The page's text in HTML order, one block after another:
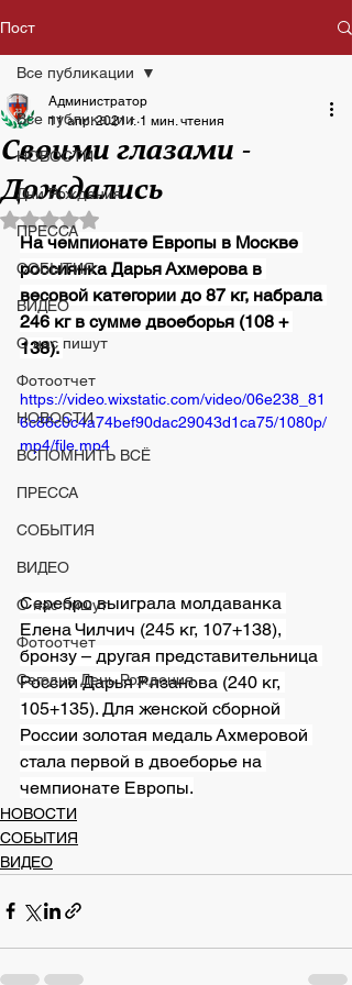
Пост
Все публикации
НОВОСТИ
Дни Рождения
ПРЕССА
СОБЫТИЯ
ВИДЕО
О нас пишут
Фотоотчет
НОВОСТИ
ВСПОМНИТЬ ВСЁ
ПРЕССА
СОБЫТИЯ
ВИДЕО
О нас пишут
Фотоотчет
Сегодня День Рождения
Все публикации
Своими глазами -
Дождались
Администратор
11 апр. 2021 г. 1 мин. чтения
Оценка: не число из 5 звезд.
На чемпионате Европы в Москве
россиянка Дарья Ахмерова в
весовой категории до 87 кг, набрала
246 кг в сумме двоеборья (108 +
138).
https://video.wixstatic.com/video/06e238_81
6c86c0c4a74bef90dac29043d1ca75/1080p/
mp4/file.mp4
Серебро выиграла молдаванка
Елена Чилчич (245 кг, 107+138),
бронзу – другая представительница
России Дарья Рязанова (240 кг,
105+135). Для женской сборной
России золотая медаль Ахмеровой
стала первой в двоеборье на
чемпионате Европы.
НОВОСТИ
СОБЫТИЯ
ВИДЕО